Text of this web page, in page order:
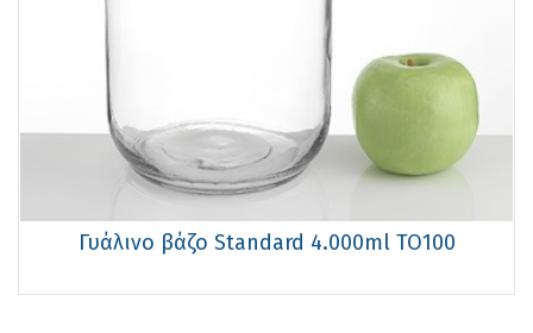
Γυάλινο βάζο Standard 4.000ml TO100